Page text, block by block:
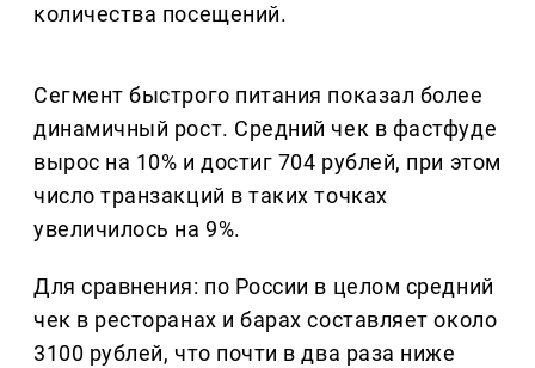
количества посещений.
Сегмент быстрого питания показал более
динамичный рост. Средний чек в фастфуде
вырос на 10% и достиг 704 рублей, при этом
число транзакций в таких точках
увеличилось на 9%.
Для сравнения: по России в целом средний
чек в ресторанах и барах составляет около
3100 рублей, что почти в два раза ниже